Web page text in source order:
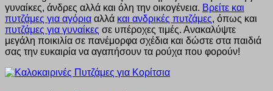
γυναίκες, άνδρες αλλά και όλη την οικογένεια. Βρείτε και
πυτζάμες για αγόρια αλλά και ανδρικές πυτζάμες, όπως και
πυτζάμες για γυναίκες σε υπέροχες τιμές. Ανακαλύψτε
μεγάλη ποικιλία σε πανέμορφα σχέδια και δώστε στα παιδιά
σας την ευκαιρία να αγαπήσουν τα ρούχα που φορούν!